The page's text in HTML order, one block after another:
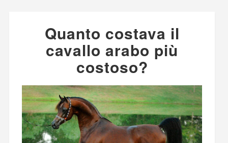
Quanto costava il
cavallo arabo più
costoso?